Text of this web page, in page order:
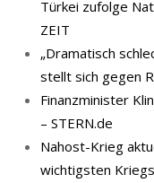
Türkei zufolge
ZEIT
„Dramatisch
stellt sich gegen
Finanzminister
– STERN.de
Nahost-Krieg
wichtigsten